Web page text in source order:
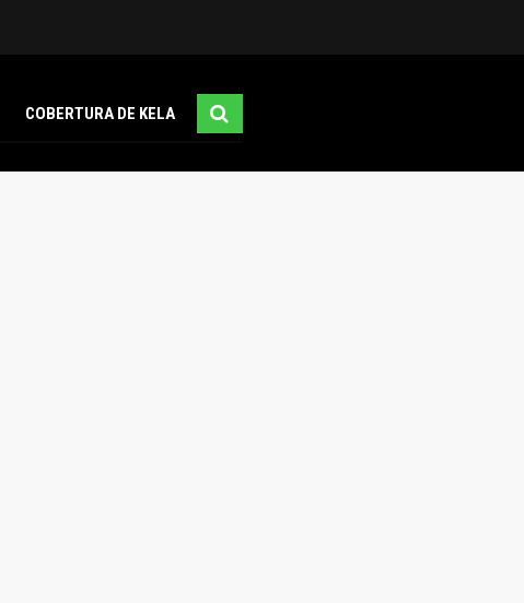
COBERTURA DE KELA